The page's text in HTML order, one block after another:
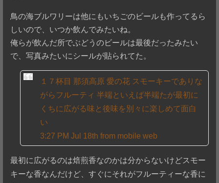
鳥の海ブルワリーは他にもいちごのビールも作ってるら
しいので、いつか飲んでみたいね。
俺らが飲んだ所でぶどうのビールは最後だったみたい
で、写真みたいにシールが貼られてた。
１７杯目 那須高原 愛の花 スモーキーでありな
がらフルーティ 半端といえば半端たが最初に
くちに広がる味と後味を別々に楽しめて面白
い
3:27 PM Jul 18th from mobile web
最初に広がるのは焙煎香なのかは分からないけどスモー
キーな香なんだけど、すぐにそれがフルーティーな香に